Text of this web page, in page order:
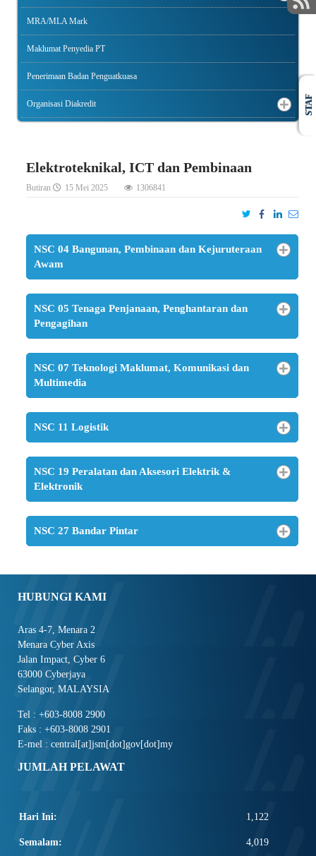
MRA/MLA Mark
Maklumat Penyedia PT
Penerimaan Badan Penguatkuasa
Organisasi Diakredit
Elektroteknikal, ICT dan Pembinaan
Butiran 15 Mei 2025 1306841
NSC 04 Bangunan, Pembinaan dan Kejuruteraan
Awam
NSC 05 Tenaga Penjanaan, Penghantaran dan
Pengagihan
NSC 07 Teknologi Maklumat, Komunikasi dan
Multimedia
NSC 11 Logistik
NSC 19 Peralatan dan Aksesori Elektrik &
Elektronik
NSC 27 Bandar Pintar
HUBUNGI KAMI
Aras 4-7, Menara 2
Menara Cyber Axis
Jalan Impact, Cyber 6
63000 Cyberjaya
Selangor, MALAYSIA
Tel : +603-8008 2900
Faks : +603-8008 2901
E-mel : central[at]jsm[dot]gov[dot]my
JUMLAH PELAWAT
Hari Ini: 1,122
Semalam: 4,019
STAF